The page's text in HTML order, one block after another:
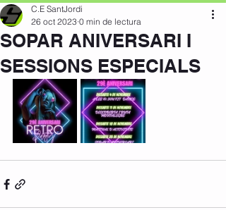
SOPAR ANIVERSARI I
SESSIONS ESPECIALS
C.E SantJordi
26 oct 2023 0 min de lectura